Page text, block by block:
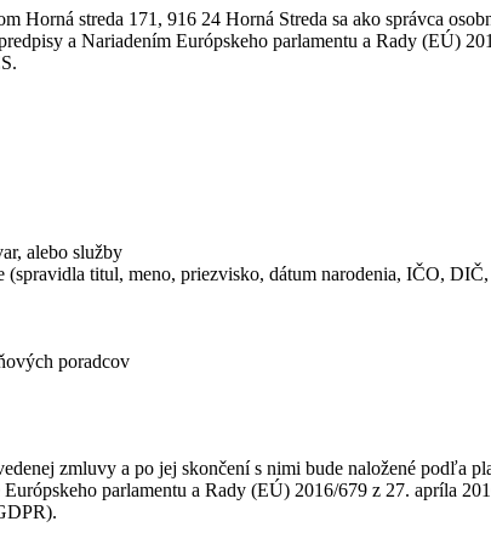
streda 171, 916 24 Horná Streda sa ako správca
a Nariadením Európskeho parlamentu a Rady (EÚ)
alebo služby
(spravidla titul, meno, priezvisko, dátum narodenia, IČO,
poradcov
zmluvy a po jej skončení s nimi bude naložené podľa
parlamentu a Rady (EÚ) 2016/679 z 27. apríla